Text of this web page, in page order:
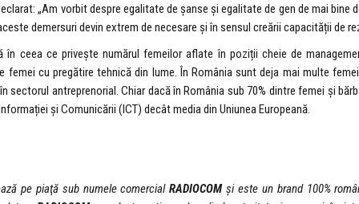
„Am vorbit despre egalitate de șanse și egalitate de gen de mai
demersuri devin extrem de necesare și în sensul creării capacității de
în ceea ce privește numărul femeilor aflate în poziții cheie de
cu pregătire tehnică din lume. În România sunt deja mai multe
sectorul antreprenorial. Chiar dacă în România sub 70% dintre femei și
și Comunicării (ICT) decât media din Uniunea Europeană.
pe piaţă sub numele comercialRADIOCOMşi este un brand 100%